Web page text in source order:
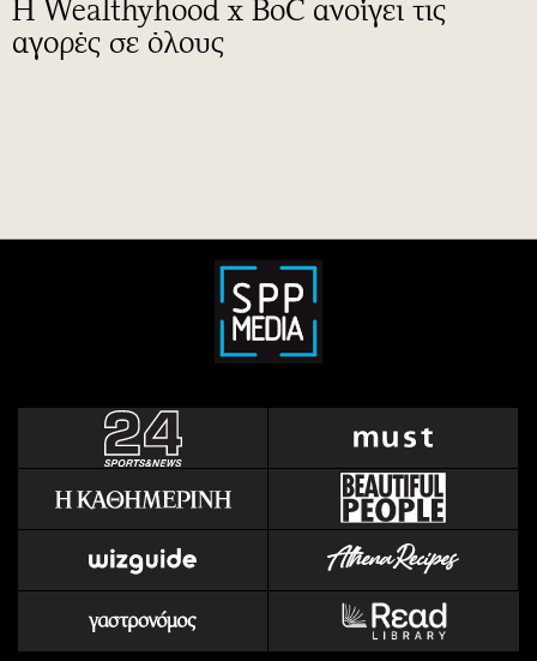
Η Wealthyhood x BoC ανοίγει τις
αγορές σε όλους